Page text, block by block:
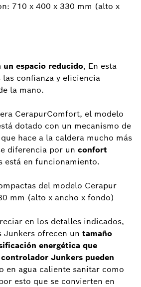
710 x 400 x 330 mm (alto x
espacio reducido, En esta
confianza y eficiencia
la mano.
CerapurComfort, el modelo
dotado con un mecanismo de
hace a la caldera mucho más
diferencia por un confort
está en funcionamiento.
del modelo Cerapur
mm (alto x ancho x fondo)
en los detalles indicados,
Junkers ofrecen un tamaño
energética que
controlador Junkers pueden
en agua caliente sanitar como
esto que se convierten en